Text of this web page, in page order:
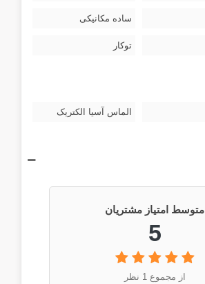
ساده مکانیکی
توکار
الماس آسیا الکتریک
متوسط امتیاز مشتریان
5
از مجموع 1 نظر